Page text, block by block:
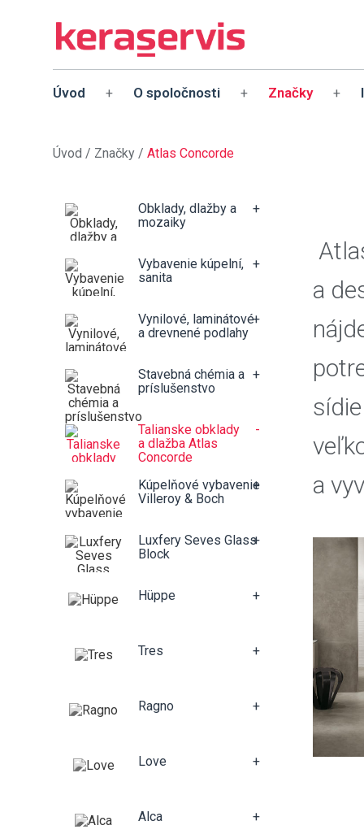
Úvod + O spoločnosti + Značky +
Úvod / Značky / Atlas Concorde
Obklady, dlažby a
mozaiky
+
Vybavenie kúpelní,
sanita
+
Vynilové, laminátové
a drevnené podlahy
+
Stavebná chémia a
príslušenstvo
+
Talianske obklady
a dlažba Atlas
Concorde
-
Kúpelňové vybavenie
Villeroy & Boch
+
Luxfery Seves Glass
Block
+
Hüppe +
Tres +
Ragno +
Love +
Alca +
a
a